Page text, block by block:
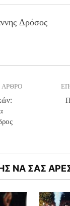
Δρόσος
ΝΑ ΣΑΣ